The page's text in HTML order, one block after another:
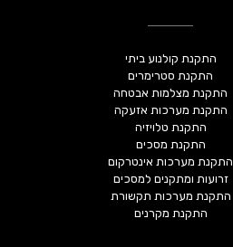
התקנת קולנוע ביתי
התקנת סטרימרים
התקנת מצלמות אבטחה
התקנת מערכות אזעקה
התקנת טלויזיה
התקנת מסכים
התקנת מערכות אינטרקום
זרועות ומתקנים למסכים
התקנת מערכות תקשורת
התקנת מקרנים